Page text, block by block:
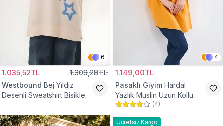
6
1.035,52TL 1.309,28TL
Westbound Bej Yıldız
Desenli Sweatshirt Bisiklet
4
1.149,00TL
Pasaklı Giyim Hardal
Yazlık Muslin Uzun Kollu
Hakim Yaka Cepli Tesettür
(4)
Ücretsiz Kargo